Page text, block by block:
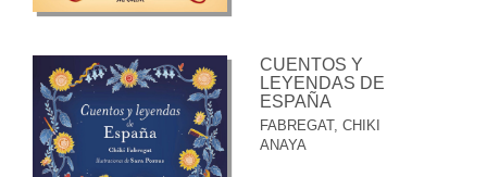
CUENTOS Y
LEYENDAS DE
ESPAÑA
FABREGAT, CHIKI
ANAYA